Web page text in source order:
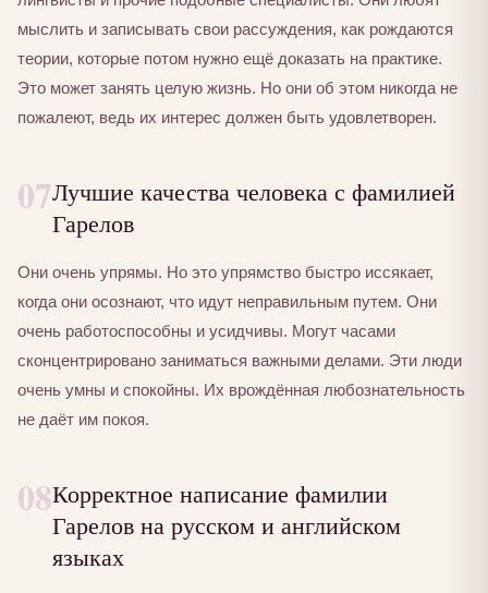
мыслить и записывать свои рассуждения, как рождаются
теории, которые потом нужно ещё доказать на практике.
Это может занять целую жизнь. Но они об этом никогда не
пожалеют, ведь их интерес должен быть удовлетворен.
07Лучшие качества человека с фамилией
Гарелов
Они очень упрямы. Но это упрямство быстро иссякает,
когда они осознают, что идут неправильным путем. Они
очень работоспособны и усидчивы. Могут часами
сконцентрировано заниматься важными делами. Эти люди
очень умны и спокойны. Их врождённая любознательность
не даёт им покоя.
08Корректное написание фамилии
Гарелов на русском и английском
языках